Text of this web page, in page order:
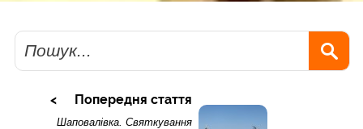
Пошук
Попередня стаття
Шаповалівка. Святкування